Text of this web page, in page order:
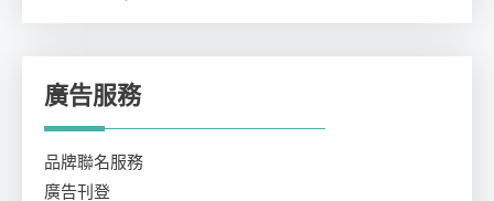
廣告服務
品牌聯名服務
廣告刊登